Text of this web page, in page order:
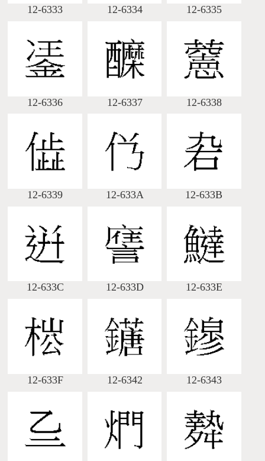
12-6333 12-6334 12-6335
12-6336 12-6337 12-6338
12-6339 12-633A 12-633B
12-633C 12-633D 12-633E
12-633F 12-6342 12-6343